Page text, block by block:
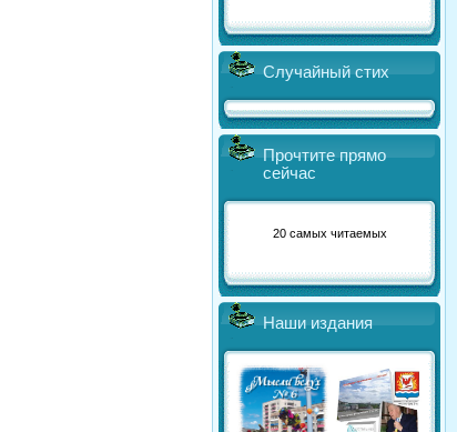
Случайный стих
Прочтите прямо
сейчас
20 самых читаемых
Наши издания